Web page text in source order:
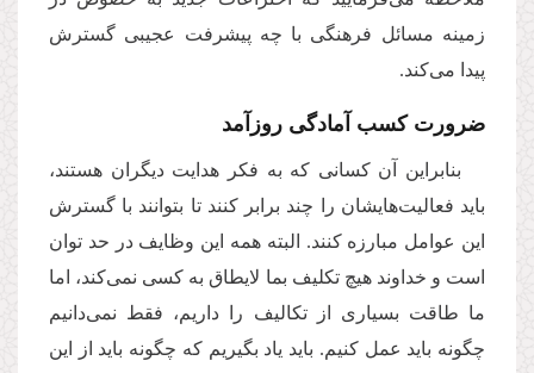
زمینه مسائل فرهنگی با چه پیشرفت عجیبی گسترش
پیدا می‌کند.
ضرورت کسب آمادگی روزآمد
بنابراین آن کسانی که به فکر هدایت دیگران هستند،
باید فعالیت‌هایشان را چند برابر کنند تا بتوانند با گسترش
این عوامل مبارزه کنند. البته همه‌ این وظایف در حد توان
است و خداوند هیچ تکلیف بما لایطاق به کسی نمی‌کند، اما
ما طاقت بسیاری از تکالیف را داریم، فقط نمی‌دانیم
چگونه باید عمل کنیم. باید یاد بگیریم که چگونه باید از این